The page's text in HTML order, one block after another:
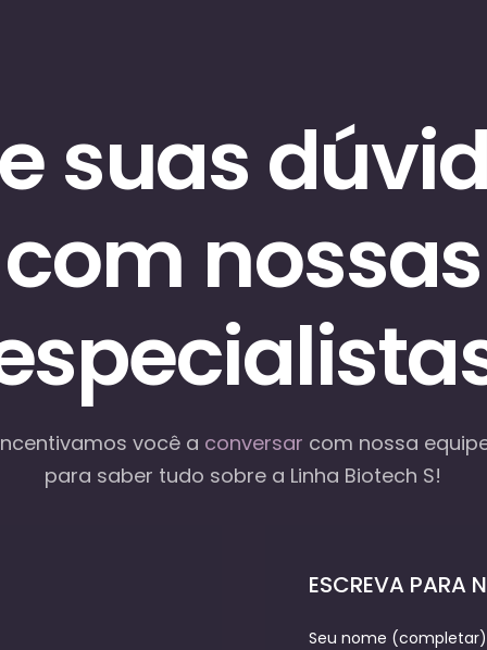
suas
com nossas
você a conversar com nossa
para saber tudo sobre a Linha Biotech S!
ESCREVA PARA
Seu nome (completar)